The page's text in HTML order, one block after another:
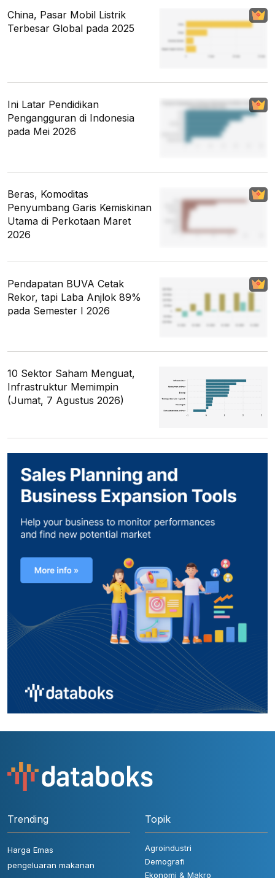
China, Pasar Mobil Listrik
Terbesar Global pada 2025
Ini Latar Pendidikan
Pengangguran di Indonesia
pada Mei 2026
Beras, Komoditas
Penyumbang Garis Kemiskinan
Utama di Perkotaan Maret
2026
Pendapatan BUVA Cetak
Rekor, tapi Laba Anjlok 89%
pada Semester I 2026
10 Sektor Saham Menguat,
Infrastruktur Memimpin
(Jumat, 7 Agustus 2026)
Trending
Harga Emas
pengeluaran makanan
Topik
Agroindustri
Demografi
Ekonomi & Makro